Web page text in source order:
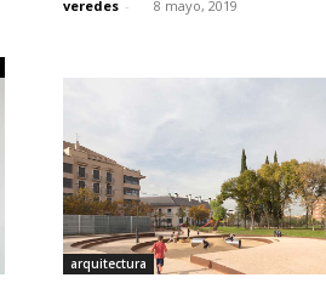
veredes - 8 mayo, 2019
arquitectura